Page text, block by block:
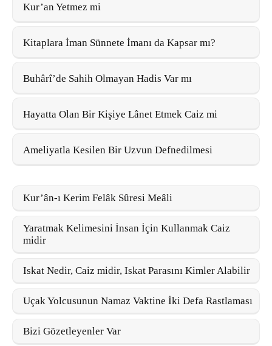
Kur’an Yetmez mi
Kitaplara İman Sünnete İmanı da Kapsar mı?
Buhârî’de Sahih Olmayan Hadis Var mı
Hayatta Olan Bir Kişiye Lânet Etmek Caiz mi
Ameliyatla Kesilen Bir Uzvun Defnedilmesi
Kur’ân-ı Kerim Felâk Sûresi Meâli
Yaratmak Kelimesini İnsan İçin Kullanmak Caiz
midir
Iskat Nedir, Caiz midir, Iskat Parasını Kimler Alabilir
Uçak Yolcusunun Namaz Vaktine İki Defa Rastlaması
Bizi Gözetleyenler Var